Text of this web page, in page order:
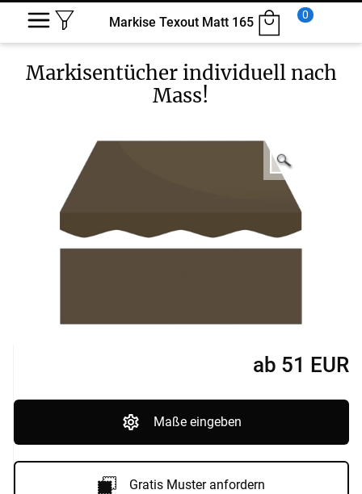
Markise Texout Matt 165
0
Markisentücher individuell nach
Mass!
ab 51 EUR
Maße eingeben
Gratis Muster anfordern